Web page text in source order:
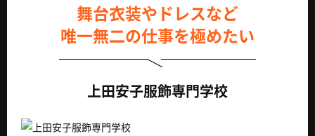
舞台衣装やドレスなど
唯一無二の仕事を極めたい
上田安子服飾専門学校